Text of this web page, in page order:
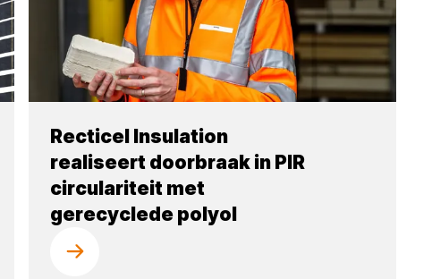
Recticel Insulation
realiseert doorbraak in PIR
circulariteit met
gerecyclede polyol